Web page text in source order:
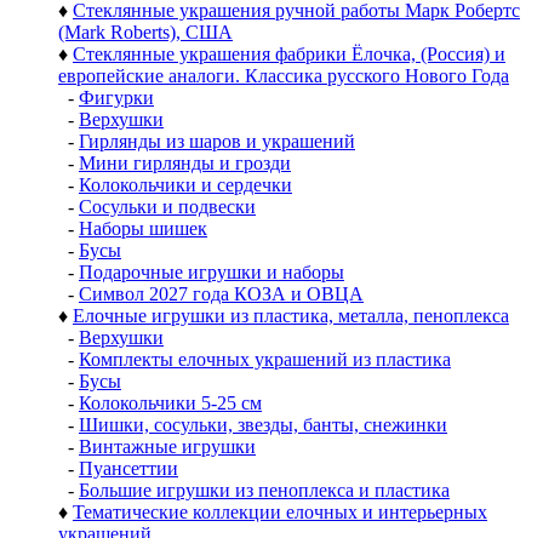
♦ Стеклянные украшения ручной работы Марк Робертс
(Mark Roberts), США
♦ Стеклянные украшения фабрики Ёлочка, (Россия) и
европейские аналоги. Классика русского Нового Года
- Фигурки
- Верхушки
- Гирлянды из шаров и украшений
- Мини гирлянды и грозди
- Колокольчики и сердечки
- Сосульки и подвески
- Наборы шишек
- Бусы
- Подарочные игрушки и наборы
- Символ 2027 года КОЗА и ОВЦА
♦ Елочные игрушки из пластика, металла, пеноплекса
- Верхушки
- Комплекты елочных украшений из пластика
- Бусы
- Колокольчики 5-25 см
- Шишки, сосульки, звезды, банты, снежинки
- Винтажные игрушки
- Пуансеттии
- Большие игрушки из пеноплекса и пластика
♦ Тематические коллекции елочных и интерьерных
украшений